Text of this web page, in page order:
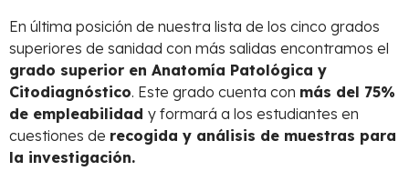
En última posición de nuestra lista de los cinco grados
superiores de sanidad con más salidas encontramos el
grado superior en Anatomía Patológica y
Citodiagnóstico. Este grado cuenta con más del 75%
de empleabilidad y formará a los estudiantes en
cuestiones de recogida y análisis de muestras para
la investigación.